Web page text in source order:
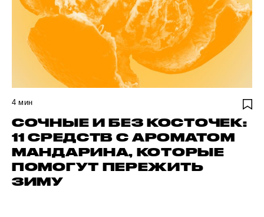
4 мин
СОЧНЫЕ И БЕЗ КОСТОЧЕК:
11 СРЕДСТВ С АРОМАТОМ
МАНДАРИНА, КОТОРЫЕ
ПОМОГУТ ПЕРЕЖИТЬ
ЗИМУ